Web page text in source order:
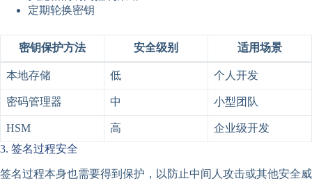
定期轮换密钥
密钥保护方法 安全级别 适用场景
本地存储 低 个人开发
密码管理器 中 小型团队
HSM 高
企业级开发
3. 签名过程安全
签名过程本身也需要得到保护，以防止中间人攻击或其他安全威